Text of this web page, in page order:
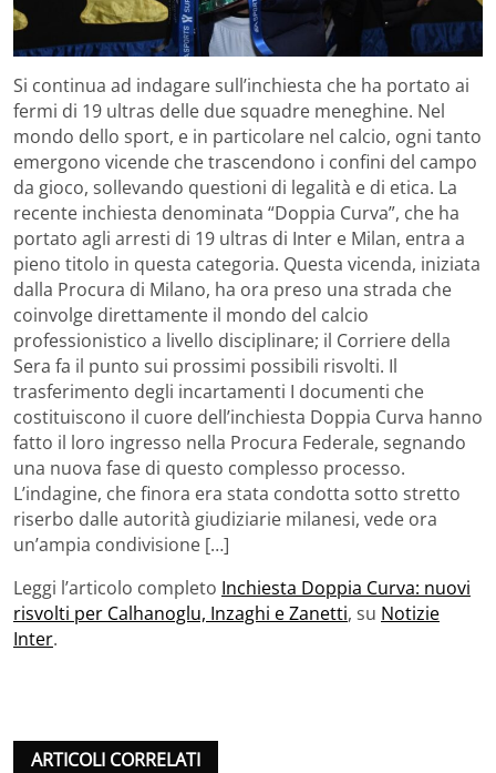
Si continua ad indagare sull’inchiesta che ha portato ai
fermi di 19 ultras delle due squadre meneghine. Nel
mondo dello sport, e in particolare nel calcio, ogni tanto
emergono vicende che trascendono i confini del campo
da gioco, sollevando questioni di legalità e di etica. La
recente inchiesta denominata “Doppia Curva”, che ha
portato agli arresti di 19 ultras di Inter e Milan, entra a
pieno titolo in questa categoria. Questa vicenda, iniziata
dalla Procura di Milano, ha ora preso una strada che
coinvolge direttamente il mondo del calcio
professionistico a livello disciplinare; il Corriere della
Sera fa il punto sui prossimi possibili risvolti. Il
trasferimento degli incartamenti I documenti che
costituiscono il cuore dell’inchiesta Doppia Curva hanno
fatto il loro ingresso nella Procura Federale, segnando
una nuova fase di questo complesso processo.
L’indagine, che finora era stata condotta sotto stretto
riserbo dalle autorità giudiziarie milanesi, vede ora
un’ampia condivisione […]
Leggi l’articolo completo Inchiesta Doppia Curva: nuovi
risvolti per Calhanoglu, Inzaghi e Zanetti, su Notizie
Inter.
ARTICOLI CORRELATI